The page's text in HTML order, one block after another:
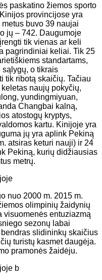
paskatino žiemos sporto
provincijose yra
buvo 39 naujai
jų – 742. Daugumoje
tik vienas ar keli
pagrindiniai keliai. Tik 25
standartams,
o tikrais
tik ribotą skaičių. Tačiau
naujų pokyčių,
yundingmiyuan,
Changbai kalną,
atostogų kryptys,
kartu. Kinijoje yra
jų yra aplink Pekiną
atsiras keturi nauji) ir 24
Pekiną, kurių didžiausias
metrų.
nuo 2000 m. 2015 m.
olimpinių žaidynių
visuomenės entuziazmą
sezonų labai
slidininkų skaičius
turistų kasmet daugėja.
pramonės žaidėju.